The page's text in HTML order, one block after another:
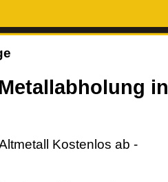
Metallabholung in
Kostenlos ab -